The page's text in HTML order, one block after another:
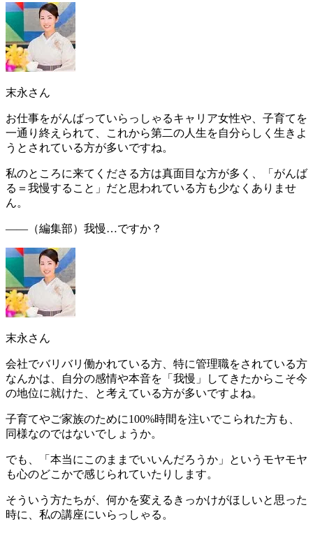
末永さん
お仕事をがんばっていらっしゃるキャリア女性や、子育てを
一通り終えられて、これから第二の人生を自分らしく生きよ
うとされている方が多いですね。
私のところに来てくださる方は真面目な方が多く、「 がんば
る＝我慢すること 」 だと思われている方も少なくありませ
ん。
――（編集部） 我慢…ですか？
末永さん
会社でバリバリ働かれている方、特に管理職をされている方
なんかは、自分の感情や本音を「我慢」してきたからこそ今
の地位に就けた、と考えている方が多いですよね。
子育てやご家族のために100%時間を注いでこられた方も、
同様なのではないでしょうか。
でも、「 本当にこのままでいいんだろうか 」というモヤモヤ
も心のどこかで感じられていたりします。
そういう方たちが、 何かを変えるきっかけがほしいと思った
時に、私の講座にいらっしゃる。